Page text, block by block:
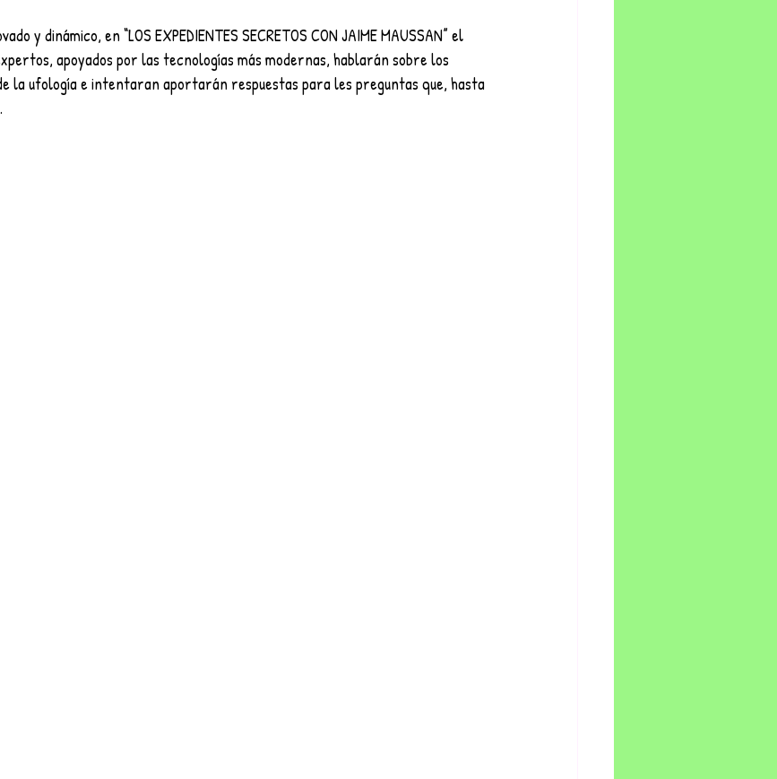
y dinámico, en “LOS EXPEDIENTES SECRETOS CON JAIME MAUSSAN” el
apoyados por las tecnologías más modernas, hablarán sobre los
la ufología e intentaran aportarán respuestas para les preguntas que, hasta